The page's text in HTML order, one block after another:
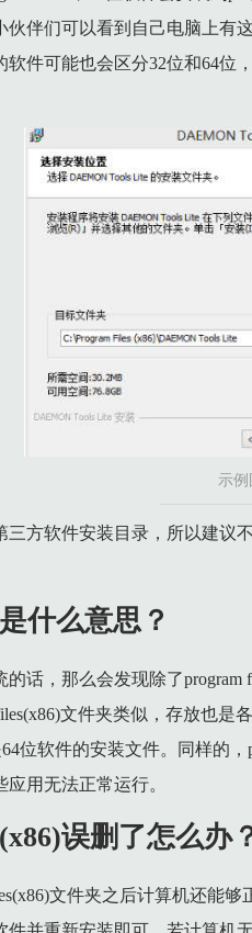
伙伴们可以看到自己电脑上有
件可能也会区分32位和64位
示例
三方软件安装目录，所以建议
什么意思？
话，那么会发现除了program
文件夹类似，存放也
位软件的安装文件。同样的
用无法正常运行。
误删了怎么办
文件夹之后计算机还能